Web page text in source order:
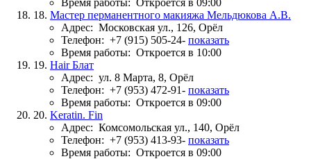
18. Мастер перманентного макияжа Мельдюкова А.В.
Адрес: Московская ул., 126, Орёл
Телефон: +7 (915) 505-24- показать
Время работы: Откроется в 10:00
19. Hair Блат
Адрес: ул. 8 Марта, 8, Орёл
Телефон: +7 (953) 472-91- показать
Время работы: Откроется в 09:00
20. Keratin. Fin
Адрес: Комсомольская ул., 140, Орёл
Телефон: +7 (953) 413-93- показать
Время работы: Откроется в 09:00